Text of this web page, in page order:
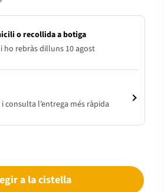
o recollida a botiga
ho rebràs dilluns 10 agost
consulta l’entrega més ràpida
a la cistella